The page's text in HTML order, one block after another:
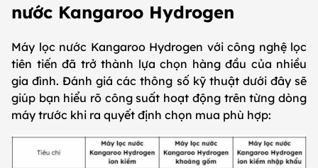
nước Kangaroo Hydrogen
Máy lọc nước Kangaroo Hydrogen với công nghệ lọc
tiên tiến đã trở thành lựa chọn hàng đầu của nhiều
gia đình. Đánh giá các thông số kỹ thuật dưới đây sẽ
giúp bạn hiểu rõ công suất hoạt động trên từng dòng
máy trước khi ra quyết định chọn mua phù hợp: